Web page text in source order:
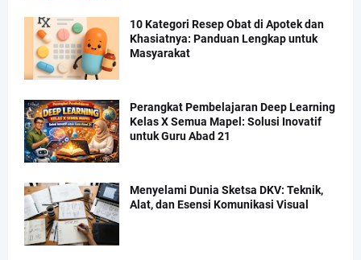
10 Kategori Resep Obat di Apotek dan
Khasiatnya: Panduan Lengkap untuk
Masyarakat
Perangkat Pembelajaran Deep Learning
Kelas X Semua Mapel: Solusi Inovatif
untuk Guru Abad 21
Menyelami Dunia Sketsa DKV: Teknik,
Alat, dan Esensi Komunikasi Visual